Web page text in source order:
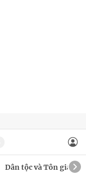
Dân tộc và Tôn giáo